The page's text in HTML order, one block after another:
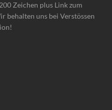
Zeichen plus Link zum
behalten uns bei Verstössen